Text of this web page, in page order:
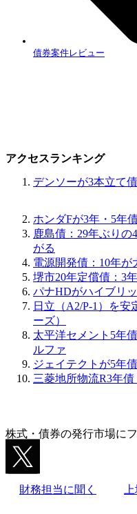
債券案件レビュー
アクセスランキング
デンソーが3本立て
ホンダFが3年・5年
鹿島債：29年ぶりの
がる
電源開発債：10年が
堺市20年定償債：3
パナHDがハイブリ
日立（A2/P-1）を安
ーズ）
太平洋セメント5年
ルファ
ジェイテクトが5年
三菱地所物流R3年
株式・債券の発行市場に
財務担当に聞く